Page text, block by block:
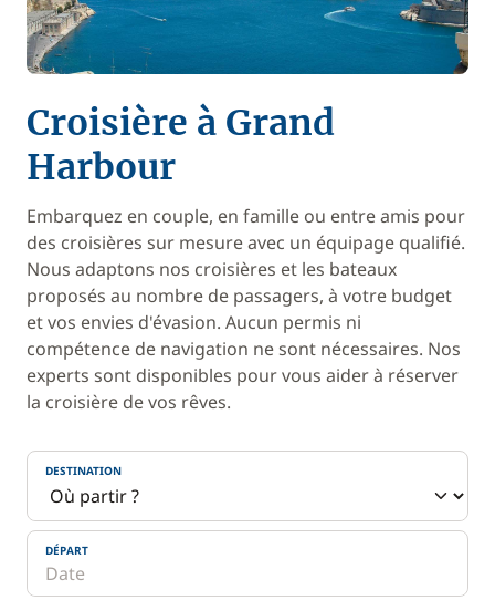
Croisière à Grand
Harbour
Embarquez en couple, en famille ou entre amis pour
des croisières sur mesure avec un équipage qualifié.
Nous adaptons nos croisières et les bateaux
proposés au nombre de passagers, à votre budget
et vos envies d'évasion. Aucun permis ni
compétence de navigation ne sont nécessaires. Nos
experts sont disponibles pour vous aider à réserver
la croisière de vos rêves.
DESTINATION
DÉPART